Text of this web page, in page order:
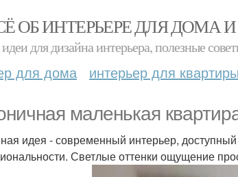
ОБ ИНТЕРЬЕРЕ ДЛЯ ДОМА
для дизайна интерьера, полезные
для дома интерьер для квартиры
маленькая
идея - современный интерьер,
Светлые оттенки ощущение